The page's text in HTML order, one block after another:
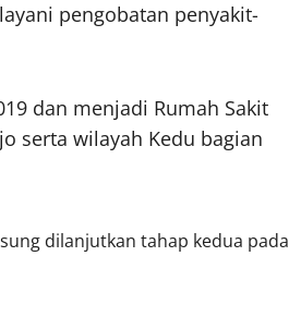
pengobatan penyakit-
dan menjadi Rumah Sakit
serta wilayah Kedu bagian
dilanjutkan tahap kedua pada